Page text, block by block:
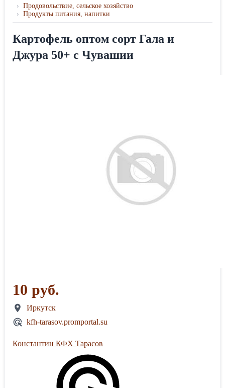
› Продовольствие, сельское хозяйство
› Продукты питания, напитки
Картофель оптом сорт Гала и
Джура 50+ с Чувашии
10 руб.
Иркутск
kfh-tarasov.promportal.su
Константин КФХ Тарасов